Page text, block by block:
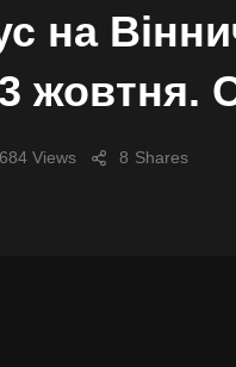
на
жовтня.
684 Views Shares
8